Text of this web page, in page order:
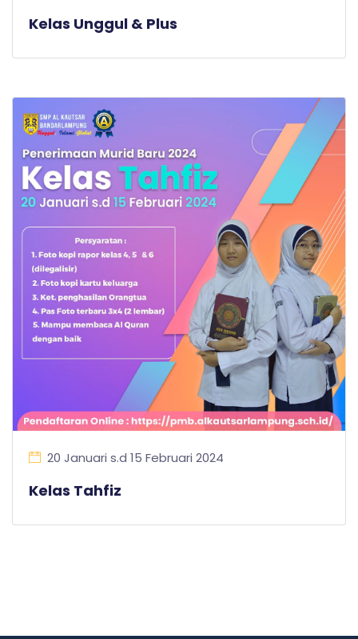
Kelas Unggul & Plus
20 Januari s.d 15 Februari 2024
Kelas Tahfiz